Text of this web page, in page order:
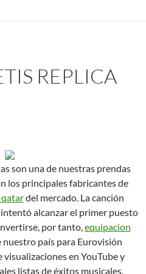
REPLICA
son una de nuestras prendas
los principales fabricantes de
qatardel mercado. La canción
alcanzar el primer puesto
por tanto,equipacion
país para Eurovisión
en YouTube y
listas de éxitos musicales.